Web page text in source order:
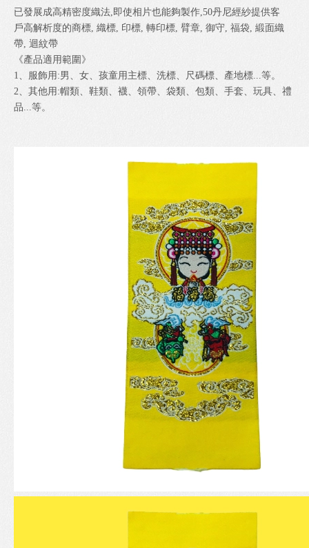
已發展成高精密度織法,即使相片也能夠製作,50丹尼經紗提供客
戶高解析度的商標, 織標, 印標, 轉印標, 臂章, 御守, 福袋, 緞面織
帶, 迴紋帶
《產品適用範圍》
1、服飾用:男、女、孩童用主標、洗標、尺碼標、產地標...等。
2、其他用:帽類、鞋類、襪、領帶、袋類、包類、手套、玩具、禮
品...等。